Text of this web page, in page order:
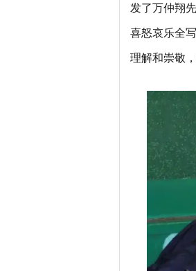
发了万仲翔
喜怒哀乐全
理解和崇敬